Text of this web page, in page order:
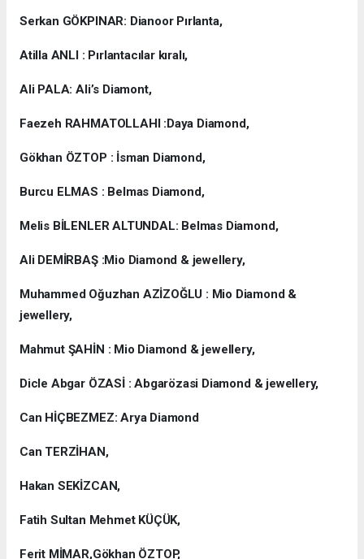
Serkan GÖKPINAR: Dianoor Pırlanta,
Atilla ANLI : Pırlantacılar kıralı,
Ali PALA: Ali’s Diamont,
Faezeh RAHMATOLLAHI :Daya Diamond,
Gökhan ÖZTOP : İsman Diamond,
Burcu ELMAS : Belmas Diamond,
Melis BİLENLER ALTUNDAL: Belmas Diamond,
Ali DEMİRBAŞ :Mio Diamond & jewellery,
Muhammed Oğuzhan AZİZOĞLU : Mio Diamond &
jewellery,
Mahmut ŞAHİN : Mio Diamond & jewellery,
Dicle Abgar ÖZASİ : Abgarözasi Diamond & jewellery,
Can HİÇBEZMEZ: Arya Diamond
Can TERZİHAN,
Hakan SEKİZCAN,
Fatih Sultan Mehmet KÜÇÜK,
Ferit MİMAR,Gökhan ÖZTOP,